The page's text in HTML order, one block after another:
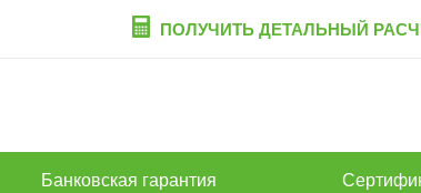
ПОЛУЧИТЬ ДЕТАЛЬНЫЙ
Банковская гарантия